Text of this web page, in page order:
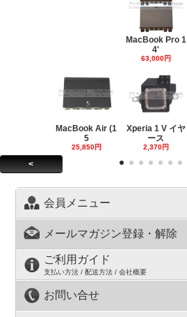
MacBook Pro 1
4'
63,000円
MacBook Air (1
5
25,850円
Xperia 1 V イヤ
ース
2,370円
<
会員メニュー
メールマガジン登録・解除
ご利用ガイド
支払い方法 / 配送方法 / 会社概要
お問い合せ